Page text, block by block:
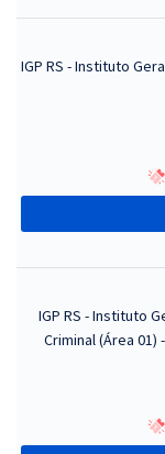
IGP RS - Instituto
IGP RS - Instituto
Criminal (Área